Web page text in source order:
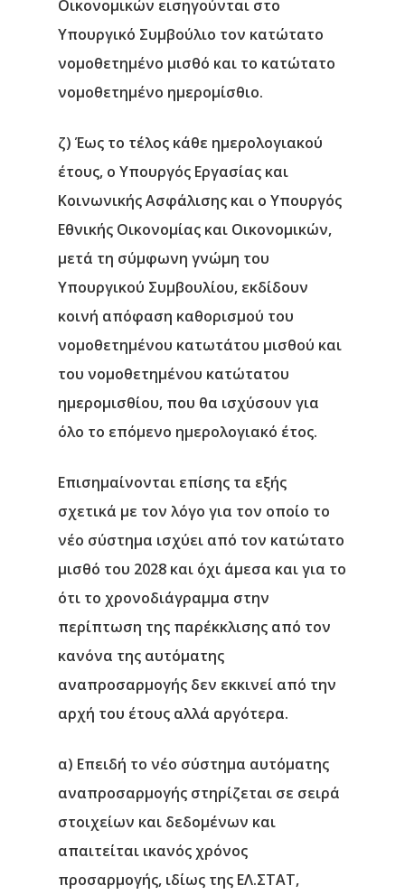
Οικονομικών εισηγούνται στο
Υπουργικό Συμβούλιο τον κατώτατο
νομοθετημένο μισθό και το κατώτατο
νομοθετημένο ημερομίσθιο.
ζ) Έως το τέλος κάθε ημερολογιακού
έτους, ο Υπουργός Εργασίας και
Κοινωνικής Ασφάλισης και ο Υπουργός
Εθνικής Οικονομίας και Οικονομικών,
μετά τη σύμφωνη γνώμη του
Υπουργικού Συμβουλίου, εκδίδουν
κοινή απόφαση καθορισμού του
νομοθετημένου κατωτάτου μισθού και
του νομοθετημένου κατώτατου
ημερομισθίου, που θα ισχύσουν για
όλο το επόμενο ημερολογιακό έτος.
Επισημαίνονται επίσης τα εξής
σχετικά με τον λόγο για τον οποίο το
νέο σύστημα ισχύει από τον κατώτατο
μισθό του 2028 και όχι άμεσα και για το
ότι το χρονοδιάγραμμα στην
περίπτωση της παρέκκλισης από τον
κανόνα της αυτόματης
αναπροσαρμογής δεν εκκινεί από την
αρχή του έτους αλλά αργότερα.
α) Επειδή το νέο σύστημα αυτόματης
αναπροσαρμογής στηρίζεται σε σειρά
στοιχείων και δεδομένων και
απαιτείται ικανός χρόνος
προσαρμογής, ιδίως της ΕΛ.ΣΤΑΤ,